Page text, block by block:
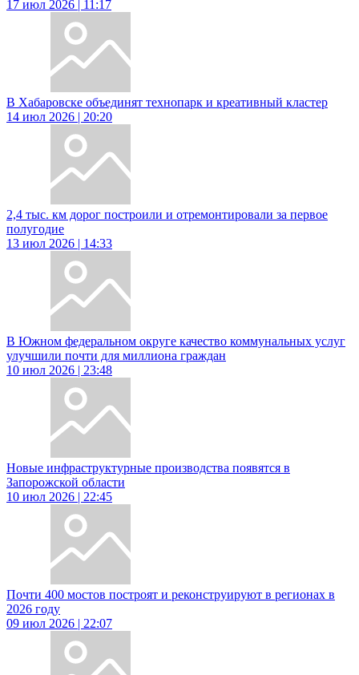
17 июл 2026 | 11:17
В Хабаровске объединят технопарк и креативный кластер
14 июл 2026 | 20:20
2,4 тыс. км дорог построили и отремонтировали за первое
полугодие
13 июл 2026 | 14:33
В Южном федеральном округе качество коммунальных услуг
улучшили почти для миллиона граждан
10 июл 2026 | 23:48
Новые инфраструктурные производства появятся в
Запорожской области
10 июл 2026 | 22:45
Почти 400 мостов построят и реконструируют в регионах в
2026 году
09 июл 2026 | 22:07